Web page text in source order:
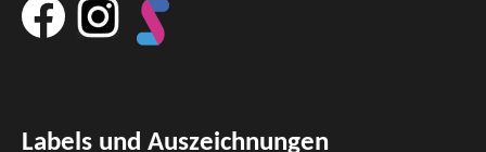
Labels und Auszeichnungen